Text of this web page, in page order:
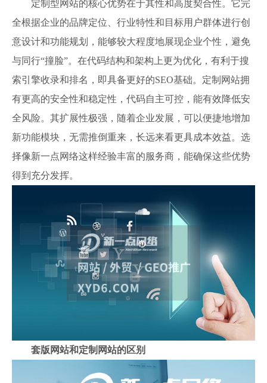
定制型网站的核心优势在于其性和高度契合性。它完
全根据企业的品牌定位、行业特性和目标用户群体进行创
意设计和功能规划，能够较大程度地展现企业个性，避免
与同行“撞脸”。在代码结构和架构上更为优化，有利于搜
索引擎收录和排名，即具备更好的SEO基础。定制网站拥
有更高的安全性和稳定性，代码自主可控，能有效降低安
全风险。其扩展性极强，随着企业发展，可以便捷地增加
新功能模块，无需推倒重来，长远来看更具成本效益。选
择像新一点网络这样经验丰富的服务商，能确保这些优势
得到充分发挥。
套版网站和定制网站的区别